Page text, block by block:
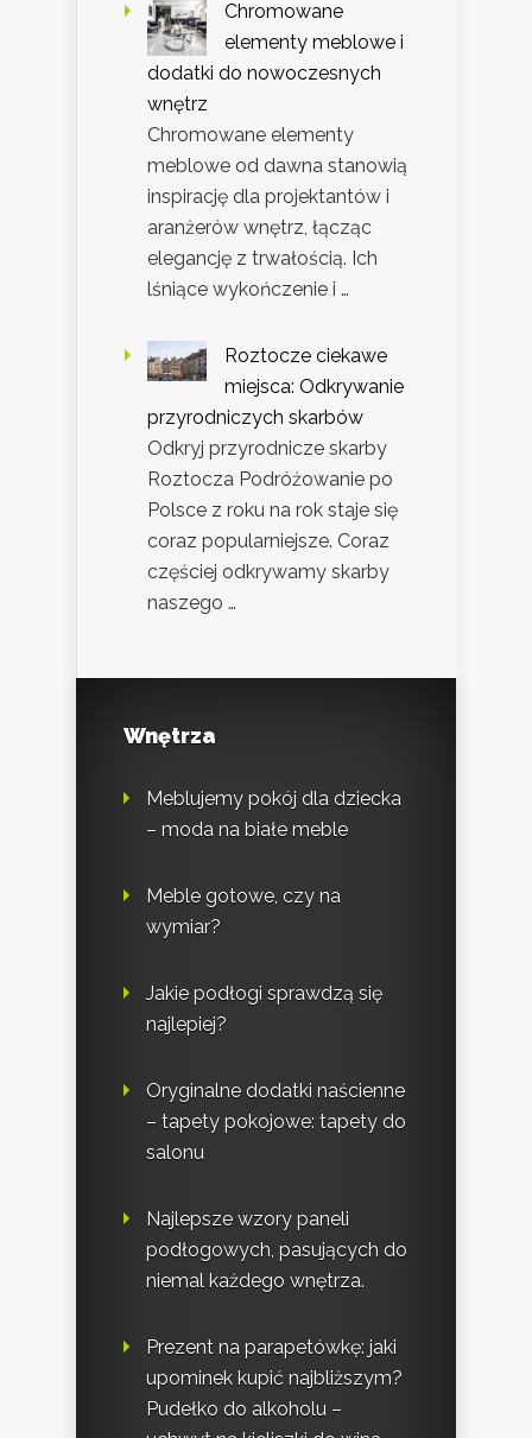
Chromowane
elementy meblowe i
dodatki do nowoczesnych
wnętrz
Chromowane elementy
meblowe od dawna stanowią
inspirację dla projektantów i
aranżerów wnętrz, łącząc
elegancję z trwałością. Ich
lśniące wykończenie i …
Roztocze ciekawe
miejsca: Odkrywanie
przyrodniczych skarbów
Odkryj przyrodnicze skarby
Roztocza Podróżowanie po
Polsce z roku na rok staje się
coraz popularniejsze. Coraz
częściej odkrywamy skarby
naszego …
Wnętrza
Meblujemy pokój dla dziecka
– moda na białe meble
Meble gotowe, czy na
wymiar?
Jakie podłogi sprawdzą się
najlepiej?
Oryginalne dodatki naścienne
– tapety pokojowe: tapety do
salonu
Najlepsze wzory paneli
podłogowych, pasujących do
niemal każdego wnętrza.
Prezent na parapetówkę: jaki
upominek kupić najbliższym?
Pudełko do alkoholu –